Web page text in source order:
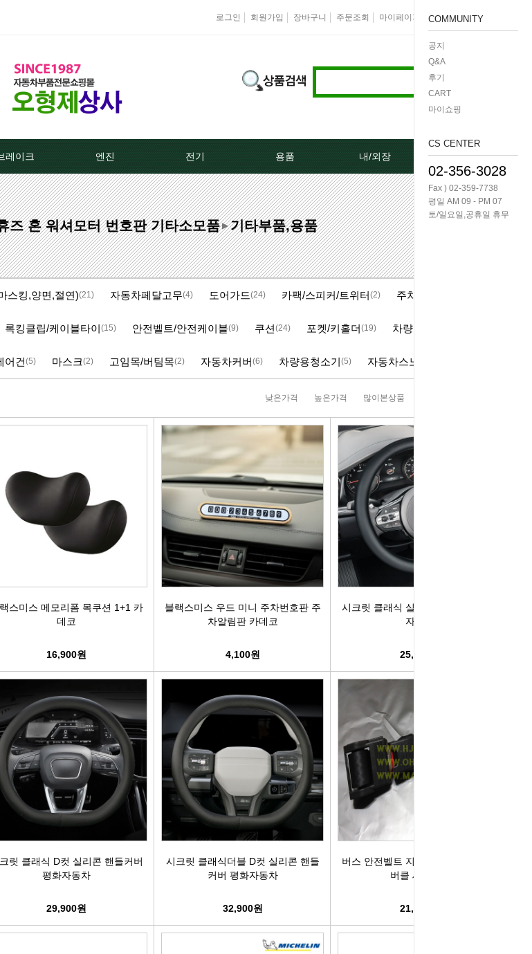
로그인 회원가입 장바구니 주문조회 마이페이지 즐겨찾기 회사소개
]
]
]
레이크
트브레이크패드 -한국베랄-
상신하이큐패드
상신하드론패드
평화브레이크패드
모비스브레이크패드[정품]
베스핏츠패드
브레이크디스크[금강]
금강KGC튜닝디스크
브레이크캘리퍼[평화]
브레이크안전실린더
슈라이닝스프링세트
엔진
라지에이타
라지에타캡
엔진후앙/에어컨후앙
히터코어/에바코어
엔진/미션/롤로드 마운트 미미
에어컨콤프[신품/재생]
수온센서
연료필터[모비스순정품]
보쉬인젝터/고압펌프
에어컨콘덴샤[한라/두원]
외제차오일필터/에어필터 ACDelco
오일필터[순정품]
전기
알터네이터[모비스]
스타트모터/쎄루모다[모비스]
알터네이터풀리
배터리터미널
점화플러그[보쉬]
점화플러그[참피온.NGK]
점화플러그[순정품]
플러그배선 정품/일반품
비후다켑.로라
점화코일[정품]
점화코일[일반품]
가열플러그
PM센서
남영라이트전구
필립스라이트전구
모비스할로겐전구
싱글전구
자동차커넥터
용품
오토크로바모음전
경동 모음전
엔진용품
왁스코팅용품
실내용품
향균탈치용품
세정용품
글래스케어용품
휠 타이어용품
전기용품
외장용품
내장용품
연료첨가제
내/외장
도어핸들[내켓치.외켓치]
트렁크쇼바
본넷쇼바
테일램프[후미등/후데루]
휠캡/허브캡
흙받이[머드가드]
연료/주유구캡
와이퍼[브러쉬]
사이드미러[빽미러]
씨그날
자동차엠블럼
자동차글짜[마크]
경광등
창문뺏지
안개등
씨그날
우찌핀.바닥핀
케미칼/공구
오일필터렌치 -다
COMMUNITY
공지
Q&A
후기
CART
마이쇼핑
CS CENTER
02-356-3028
Fax ) 02-359-7738
평일 AM 09 - PM 07
토/일요일,공휴일 휴무
즈 혼 워셔모터 번호판 기타소모품 ▶ 기타부품,용품
스킹,양면,절연)(21) 자동차페달고무(4) 도어가드(24) 카팩/스피커/트위터(2) 주차알림판
록킹클립/케이블타이(15) 안전벨트/안전케이블(9) 쿠션(24) 포켓/키홀더(19) 차량용휴지통
어건(5) 마스크(2) 고임목/버팀목(2) 자동차커버(6) 차량용청소기(5) 자동차스노우체인
낮은가격 높은가격 많이본상품
스미스 메모리폼 목쿠션 1+1 카
데코
16,900원
블랙스미스 우드 미니 주차번호판 주
차알림판 카데코
4,100원
시크릿 클래식 실리콘 핸들커버 평화
자동차
25,900원
릿 클래식 D컷 실리콘 핸들커버
평화자동차
29,900원
시크릿 클래식더블 D컷 실리콘 핸들
커버 평화자동차
32,900원
버스 안전벨트 지게차 중장비 개조용
버클 세트 B형
21,000원